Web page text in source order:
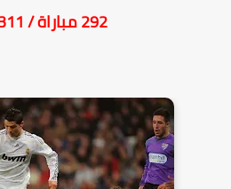
292 مباراة / 311 هدف